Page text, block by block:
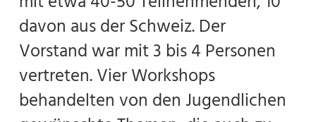
davon aus der Schweiz. Der
Vorstand war mit 3 bis 4 Personen
vertreten. Vier Workshops
behandelten von den Jugendlichen